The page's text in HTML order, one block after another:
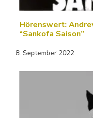
Hörenswert:
“Sankofa Saison”
8. September 2022